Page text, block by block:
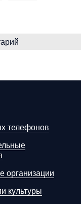
телефонов
организации
культуры